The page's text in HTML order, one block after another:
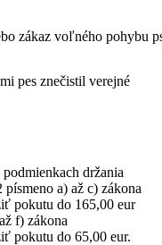
zákaz voľného pohybu
pes znečistil verejné
držania
a) až c) zákona
pokutu do 165,00 eur
f) zákona
pokutu do 65,00 eur.